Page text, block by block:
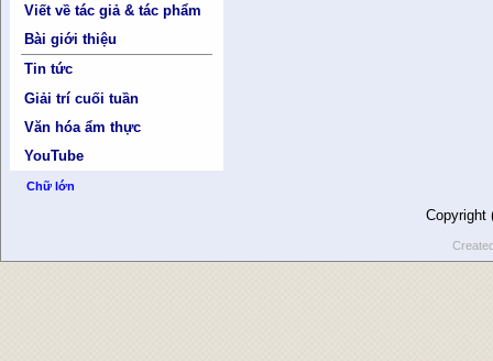
Viết về tác giả & tác phẩm
Bài giới thiệu
Tin tức
Giải trí cuối tuần
Văn hóa ẩm thực
YouTube
Chữ lớn
Copyright